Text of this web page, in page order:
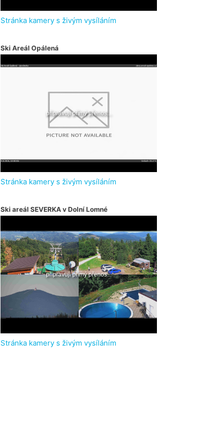
Stránka kamery s živým vysíláním
Ski Areál Opálená
Stránka kamery s živým vysíláním
Ski areál SEVERKA v Dolní Lomné
Stránka kamery s živým vysíláním